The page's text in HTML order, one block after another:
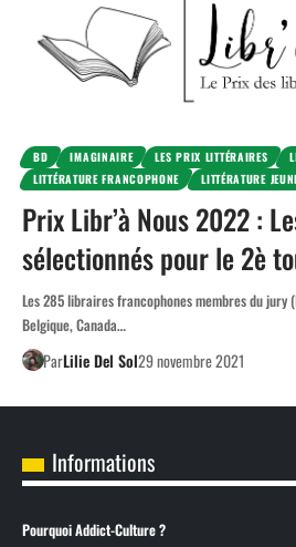
BD IMAGINAIRE LES PRIX LITTÉRAIRES
LITTÉRATURE FRANCOPHONE
LITTÉRATURE
Prix Libr’à Nous 2022 :
sélectionnés pour le 2è
Les 285 libraires francophones membres du jury
Belgique, Canada…
ParLilie Del Sol29 novembre 2021
Informations
Pourquoi Addict-Culture ?